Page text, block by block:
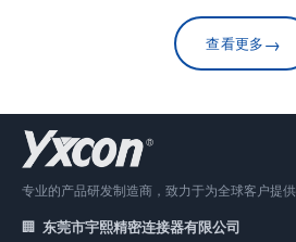
查看更多→
专业的产品研发制造商，致力于为全球客户提供
东莞市宇熙精密连接器有限公司